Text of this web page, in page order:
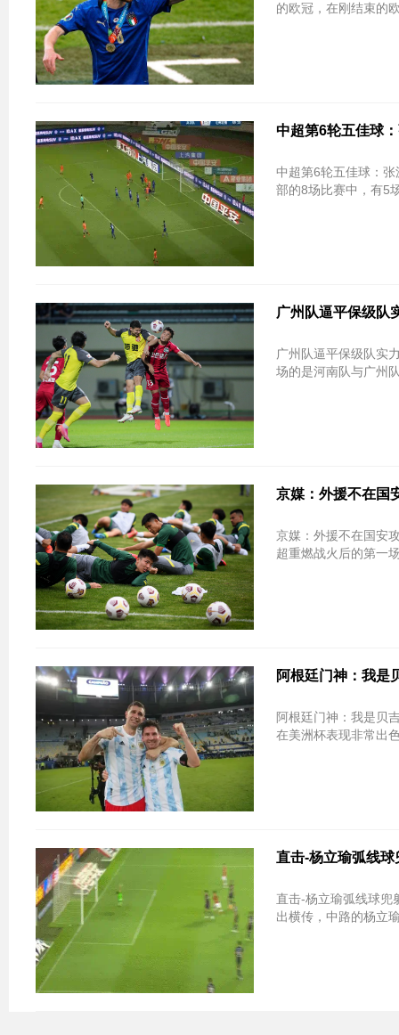
的欧冠，在刚结束的
中超第6轮五佳球
中超第6轮五佳球：
部的8场比赛中，有5
广州队逼平保级队
广州队逼平保级队实
场的是河南队与广州
京媒：外援不在国
京媒：外援不在国安
超重燃战火后的第一
阿根廷门神：我是
阿根廷门神：我是贝吉塔 和梅西
在美洲杯表现非常出
直击-杨立瑜弧线
直击-杨立瑜弧线球兜射破门 广州队
出横传，中路的杨立